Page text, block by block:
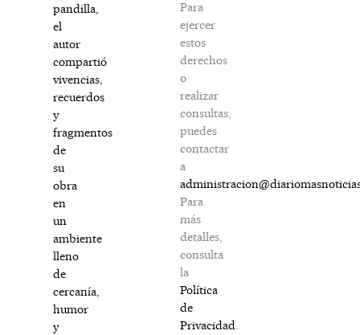
pandilla,
el
autor
compartió
vivencias,
recuerdos
y
fragmentos
de
su
obra
en
un
ambiente
lleno
de
cercanía,
humor
y
Para
ejercer
estos
derechos
o
realizar
consultas,
puedes
contactar
a
Para
más
detalles,
consulta
la
Política
de
Privacidad